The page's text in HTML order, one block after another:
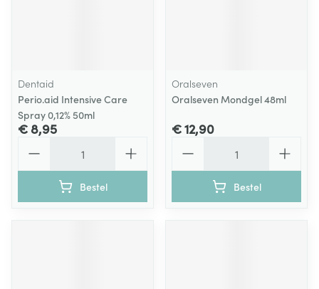
Dentaid
Perio.aid Intensive Care
Spray 0,12% 50ml
€ 8,95
Bestel
Oralseven
Oralseven Mondgel 48ml
€ 12,90
Bestel